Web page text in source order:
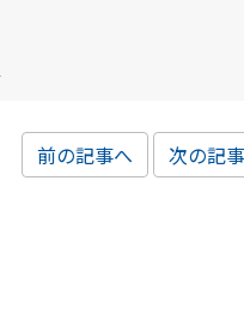
前の記事へ 次の記